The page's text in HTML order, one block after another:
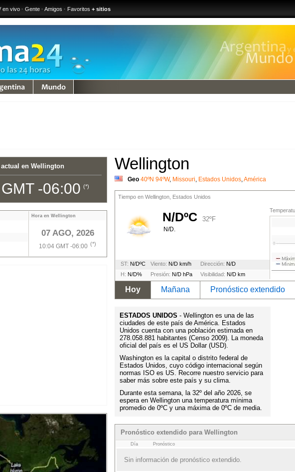
en vivo · Gente · Amigos · Favoritos + sitios
actual en Wellington
-06:00 (*)
Hora en Wellington
07 AGO, 2026
10:04 GMT -06:00 (*)
Wellington
Geo 40ºN 94ºW, Missouri, Estados Unidos,América
Tiempo en Wellington, Estados Unidos
N/DºC 32ºF
N/D.
ST: N/DºC Viento: N/D km/h Dirección: N/D
H: N/D% Presión: N/D hPa Visibilidad: N/D km
Hoy Mañana Pronóstico extendido
ESTADOS UNIDOS - Wellington es una de las
ciudades de este país de América. Estados
Unidos cuenta con una población estimada en
278.058.881 habitantes (Censo 2009). La moneda
oficial del país es el US Dollar (USD).
Washington es la capital o distrito federal de
Estados Unidos, cuyo código internacional según
normas ISO es US. Recorre nuestro servicio para
saber más sobre este país y su clima.
Durante esta semana, la 32º del año 2026, se
espera en Wellington una temperatura mínima
promedio de 0ºC y una máxima de 0ºC de media.
Pronóstico extendido para Wellington
Día Pronóstico
Sin información de pronóstico extendido.